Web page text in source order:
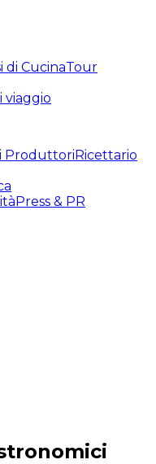
di CucinaTour
viaggio
ProduttoriRicettario
Press & PR
Esperienze